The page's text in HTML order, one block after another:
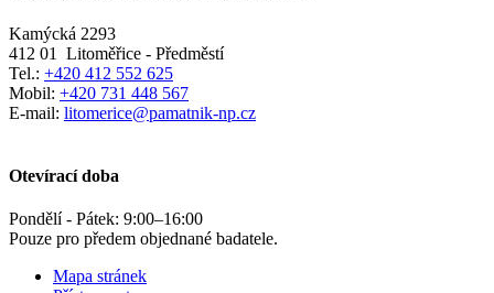
Kamýcká 2293
412 01
Litoměřice - Předměstí
Tel.: +420 412 552 625
Mobil: +420 731 448 567
E-mail: litomerice@pamatnik-np.cz
Otevírací doba
Pondělí - Pátek: 9:00–16:00
Pouze pro předem objednané badatele.
Mapa stránek